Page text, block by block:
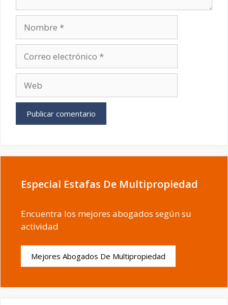
electrónico
Especial Estafas De Multipropiedad
Encuentra los mejores abogados según su
actividad
Mejores Abogados De Multipropiedad